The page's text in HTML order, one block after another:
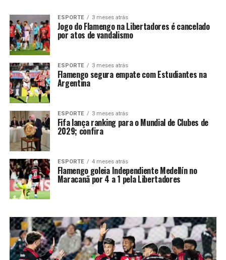
ESPORTE 3 meses atrás
Jogo do Flamengo na Libertadores é cancelado
por atos de vandalismo
ESPORTE 3 meses atrás
Flamengo segura empate com Estudiantes na
Argentina
ESPORTE 3 meses atrás
Fifa lança ranking para o Mundial de Clubes de
2029; confira
ESPORTE 4 meses atrás
Flamengo goleia Independiente Medellín no
Maracanã por 4 a 1 pela Libertadores